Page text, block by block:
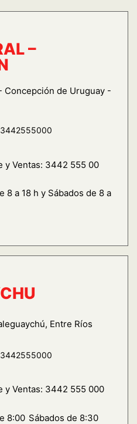
–
Concepción de Uruguay -
y Ventas: 3442 555 00
8 a 18 h y Sábados de 8 a
Entre Ríos
y Ventas: 3442 555 000
8:00 Sábados de 8:30